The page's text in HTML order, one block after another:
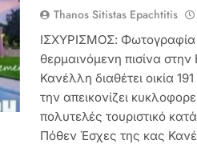
Thanos Sitistas Epachtitis
ΙΣΧΥΡΙΣΜΟΣ: Φωτογραφία
θερμαινόμενη πισίνα
Κανέλλη διαθέτει οικία
την απεικονίζει
πολυτελές τουριστικό
Πόθεν Έσχες της κας